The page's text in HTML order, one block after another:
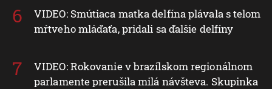
VIDEO: Smútiaca matka delfína plávala s telom
mŕtveho mláďaťa, pridali sa ďalšie delfíny
VIDEO: Rokovanie v brazílskom regionálnom
parlamente prerušila milá návšteva. Skupinka